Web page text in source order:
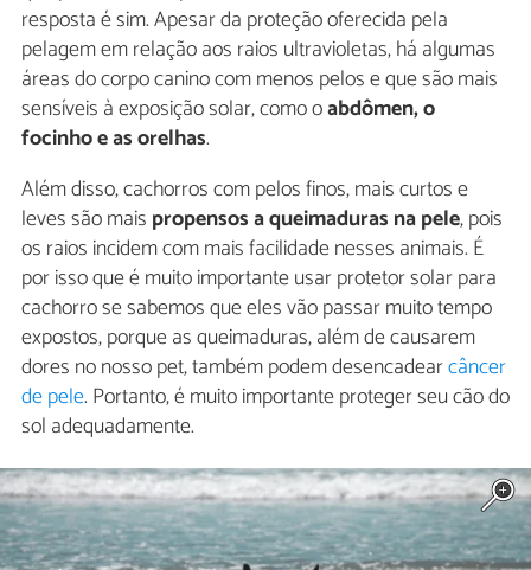
resposta é sim. Apesar da proteção oferecida pela
pelagem em relação aos raios ultravioletas, há algumas
áreas do corpo canino com menos pelos e que são mais
sensíveis à exposição solar, como oabdômen, o
focinho e as orelhas.
Além disso, cachorros com pelos finos, mais curtos e
leves são mais propensos a queimaduras na pele, pois
os raios incidem com mais facilidade nesses animais. É
por isso que é muito importante usar protetor solar para
cachorro se sabemos que eles vão passar muito tempo
expostos, porque as queimaduras, além de causarem
dores no nosso pet, também podem desencadearcâncer
de pele. Portanto, é muito importante proteger seu cão do
sol adequadamente.